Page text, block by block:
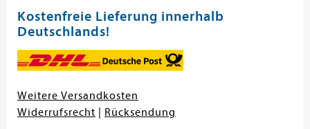
Kostenfreie Lieferung innerhalb
Deutschlands!
Weitere Versandkosten
Widerrufsrecht
Rücksendung